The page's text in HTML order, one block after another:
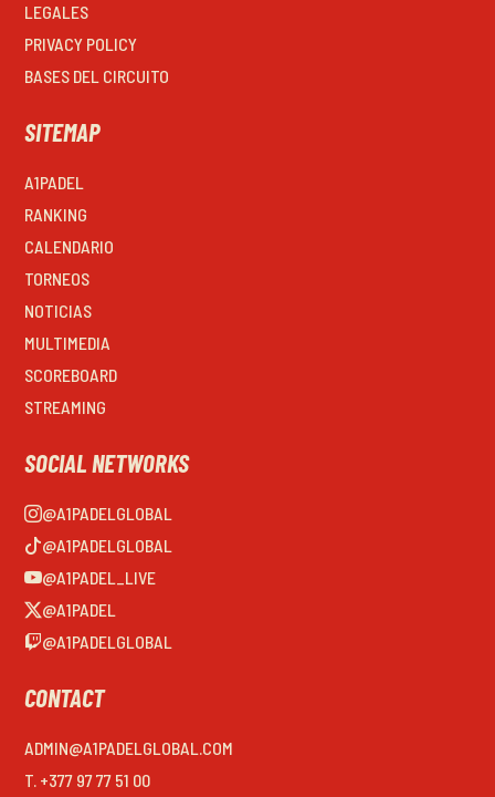
LEGALES
PRIVACY POLICY
BASES DEL CIRCUITO
SITEMAP
A1PADEL
RANKING
CALENDARIO
TORNEOS
NOTICIAS
MULTIMEDIA
SCOREBOARD
STREAMING
SOCIAL NETWORKS
@A1PADELGLOBAL
@A1PADELGLOBAL
@A1PADEL_LIVE
@A1PADEL
@A1PADELGLOBAL
CONTACT
ADMIN@A1PADELGLOBAL.COM
T. +377 97 77 51 00